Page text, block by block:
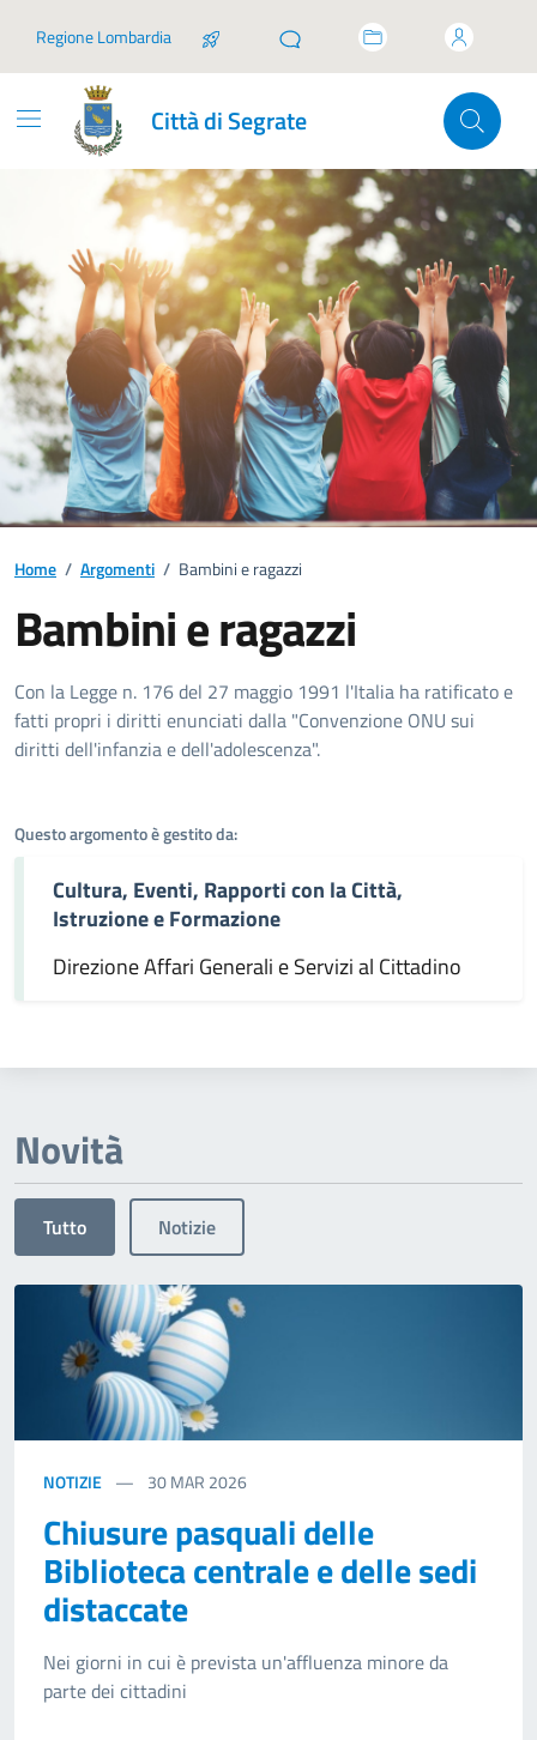
Regione Lombardia
Città di Segrate
Home / Argomenti / Bambini e ragazzi
Bambini e ragazzi
Dettagli dell'argomento
Con la Legge n. 176 del 27 maggio 1991 l'Italia ha ratificato e
fatti propri i diritti enunciati dalla "Convenzione ONU sui
diritti dell'infanzia e dell'adolescenza".
Questo argomento è gestito da:
Cultura, Eventi, Rapporti con la Città,
Istruzione e Formazione
Direzione Affari Generali e Servizi al Cittadino
Novità
Tutto Notizie
NOTIZIE 30MAR 2026
Chiusure pasquali delle
Biblioteca centrale e delle sedi
distaccate
Nei giorni in cui è prevista un'affluenza minore da
parte dei cittadini